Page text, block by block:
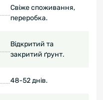
Свіже споживання,
переробка.
Відкритий та
закритий ґрунт.
48-52 днів.